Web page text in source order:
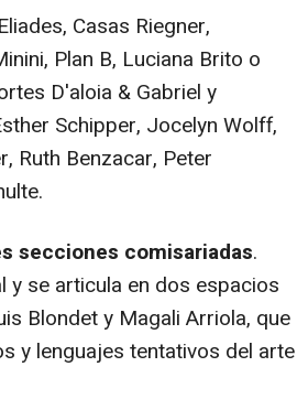
Casas Riegner,
Plan B, Luciana Brito o
D'aloia & Gabriel y
Schipper, Jocelyn Wolff,
Ruth Benzacar, Peter
secciones comisariadas.
y se articula en dos espacios
Blondet y Magali Arriola, que
y lenguajes tentativos del arte